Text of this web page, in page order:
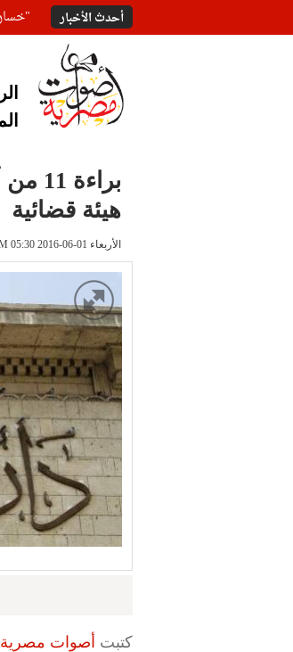
أحدث الأخبار
هيئة قضائية
الأربعاء 01-06-2016 PM 05:30
كتبت أصوات مصرية